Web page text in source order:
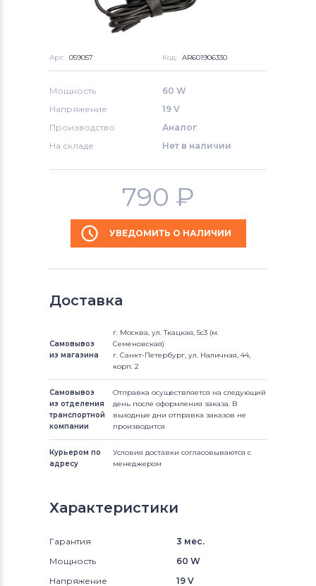
Арт: 059057 Код: AR601906330
Мощность
60 W
Напряжение
19 V
Производство
Аналог
На складе
Нет в наличии
790 ₽
УВЕДОМИТЬ О НАЛИЧИИ
Доставка
Самовывоз
из магазина
г. Москва, ул. Ткацкая, 5с3 (м.
Семеновская)
г. Санкт-Петербург, ул. Наличная, 44,
корп. 2
Самовывоз
из отделения
транспортной
компании
Отправка осуществляется на следующий
день после оформления заказа. В
выходные дни отправка заказов не
производится
Курьером по
адресу
Условия доставки согласовываются с
менеджером
Характеристики
Гарантия
3 мес.
Мощность
60 W
Напряжение
19 V